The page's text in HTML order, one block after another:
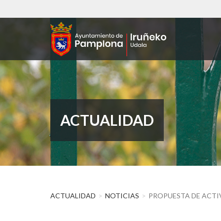
al
ACTUALIDAD
ACTUALIDAD NOTICIAS PROPUESTA DE